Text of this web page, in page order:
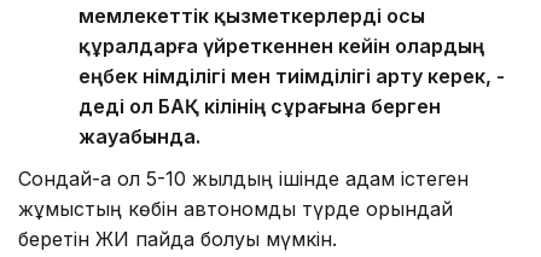
мемлекеттік қызметкерлерді осы
құралдарға үйреткеннен кейін олардың
еңбек өнімділігі мен тиімділігі арту керек, -
деді ол БАҚ өкілінің сұрағына берген
жауабында.
Сондай-ақ ол 5-10 жылдың ішінде адам істеген
жұмыстың көбін автономды түрде орындай
беретін ЖИ пайда болуы мүмкін.